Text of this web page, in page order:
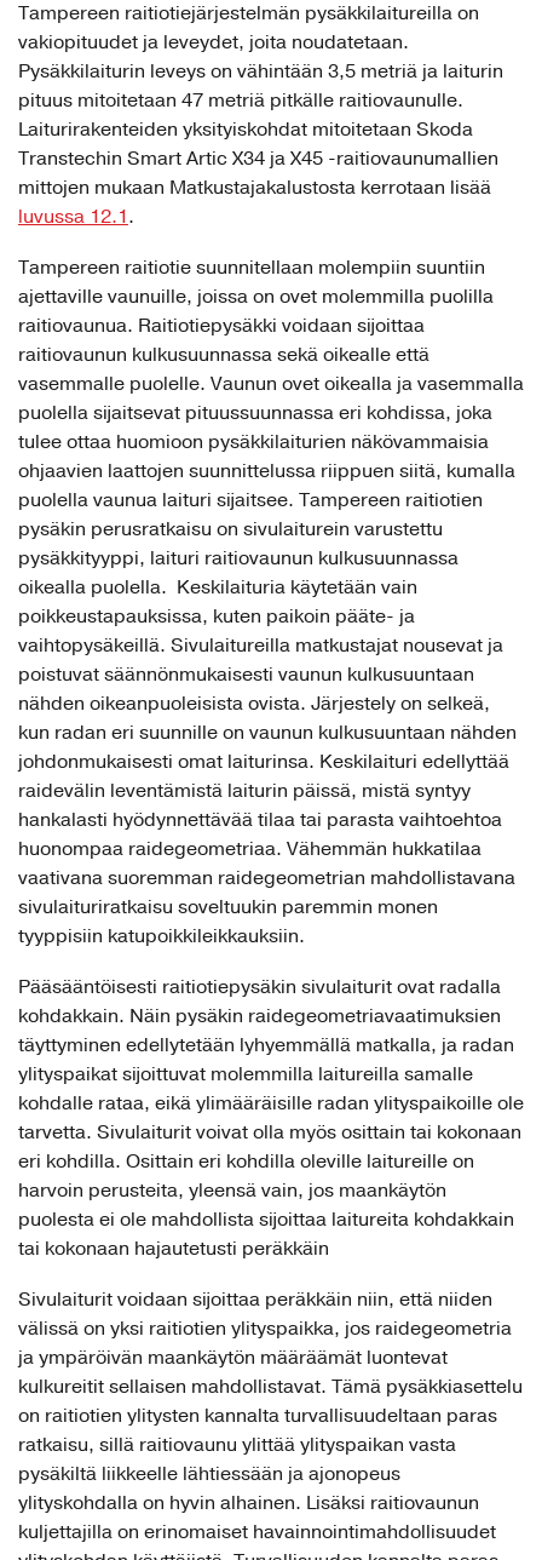
Tampereen raitiotiejärjestelmän pysäkkilaitureilla on
vakiopituudet ja leveydet, joita noudatetaan.
Pysäkkilaiturin leveys on vähintään 3,5 metriä ja laiturin
pituus mitoitetaan 47 metriä pitkälle raitiovaunulle.
Laiturirakenteiden yksityiskohdat mitoitetaan Skoda
Transtechin Smart Artic X34 ja X45 -raitiovaunumallien
mittojen mukaan Matkustajakalustosta kerrotaan lisää
luvussa 12.1.
Tampereen raitiotie suunnitellaan molempiin suuntiin
ajettaville vaunuille, joissa on ovet molemmilla puolilla
raitiovaunua. Raitiotiepysäkki voidaan sijoittaa
raitiovaunun kulkusuunnassa sekä oikealle että
vasemmalle puolelle. Vaunun ovet oikealla ja vasemmalla
puolella sijaitsevat pituussuunnassa eri kohdissa, joka
tulee ottaa huomioon pysäkkilaiturien näkövammaisia
ohjaavien laattojen suunnittelussa riippuen siitä, kumalla
puolella vaunua laituri sijaitsee. Tampereen raitiotien
pysäkin perusratkaisu on sivulaiturein varustettu
pysäkkityyppi, laituri raitiovaunun kulkusuunnassa
oikealla puolella. Keskilaituria käytetään vain
poikkeustapauksissa, kuten paikoin pääte- ja
vaihtopysäkeillä. Sivulaitureilla matkustajat nousevat ja
poistuvat säännönmukaisesti vaunun kulkusuuntaan
nähden oikeanpuoleisista ovista. Järjestely on selkeä,
kun radan eri suunnille on vaunun kulkusuuntaan nähden
johdonmukaisesti omat laiturinsa. Keskilaituri edellyttää
raidevälin leventämistä laiturin päissä, mistä syntyy
hankalasti hyödynnettävää tilaa tai parasta vaihtoehtoa
huonompaa raidegeometriaa. Vähemmän hukkatilaa
vaativana suoremman raidegeometrian mahdollistavana
sivulaituriratkaisu soveltuukin paremmin monen
tyyppisiin katupoikkileikkauksiin.
Pääsääntöisesti raitiotiepysäkin sivulaiturit ovat radalla
kohdakkain. Näin pysäkin raidegeometriavaatimuksien
täyttyminen edellytetään lyhyemmällä matkalla, ja radan
ylityspaikat sijoittuvat molemmilla laitureilla samalle
kohdalle rataa, eikä ylimääräisille radan ylityspaikoille ole
tarvetta. Sivulaiturit voivat olla myös osittain tai kokonaan
eri kohdilla. Osittain eri kohdilla oleville laitureille on
harvoin perusteita, yleensä vain, jos maankäytön
puolesta ei ole mahdollista sijoittaa laitureita kohdakkain
tai kokonaan hajautetusti peräkkäin
Sivulaiturit voidaan sijoittaa peräkkäin niin, että niiden
välissä on yksi raitiotien ylityspaikka, jos raidegeometria
ja ympäröivän maankäytön määräämät luontevat
kulkureitit sellaisen mahdollistavat. Tämä pysäkkiasettelu
on raitiotien ylitysten kannalta turvallisuudeltaan paras
ratkaisu, sillä raitiovaunu ylittää ylityspaikan vasta
pysäkiltä liikkeelle lähtiessään ja ajonopeus
ylityskohdalla on hyvin alhainen. Lisäksi raitiovaunun
kuljettajilla on erinomaiset havainnointimahdollisuudet